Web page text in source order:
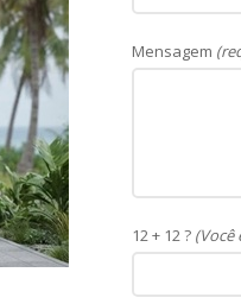
Mensagem
12 + 12 ? (Você